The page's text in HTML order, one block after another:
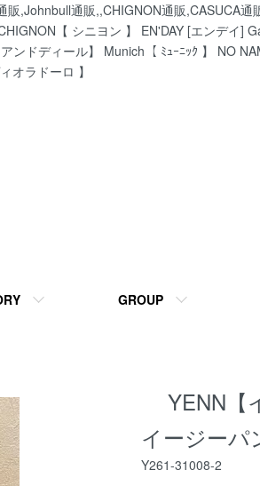
,Johnbull通販,,CHIGNON通販,CASUCA
【 シニヨン 】 EN'DAY [エンデイ]
ドディール】 Munich【 ﾐｭｰﾆｯｸ 】 NO
オラドーロ 】
GROUP
YENN【
イージーパ
Y261-31008-2